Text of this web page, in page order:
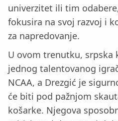
univerzitet ili tim
fokusira na svoj razvoj i
za napredovanje.
U ovom trenutku, srpska
jednog talentovanog
NCAA, a Drezgić je
će biti pod pažnjom
košarke. Njegova